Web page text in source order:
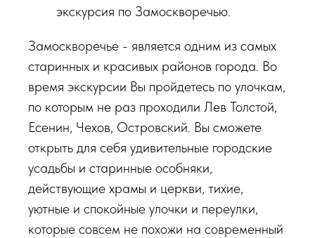
экскурсия по Замоскворечью.
Замоскворечье - является одним из самых
старинных и красивых районов города. Во
время экскурсии Вы пройдетесь по улочкам,
по которым не раз проходили Лев Толстой,
Есенин, Чехов, Островский. Вы сможете
открыть для себя удивительные городские
усадьбы и старинные особняки,
действующие храмы и церкви, тихие,
уютные и спокойные улочки и переулки,
которые совсем не похожи на современный